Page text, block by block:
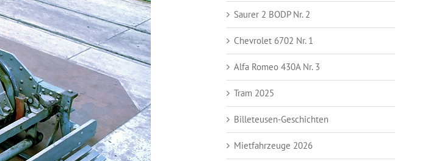
Saurer 2 BODP Nr. 2
Chevrolet 6702 Nr. 1
Alfa Romeo 430A Nr. 3
Tram 2025
Billeteusen-Geschichten
Mietfahrzeuge 2026